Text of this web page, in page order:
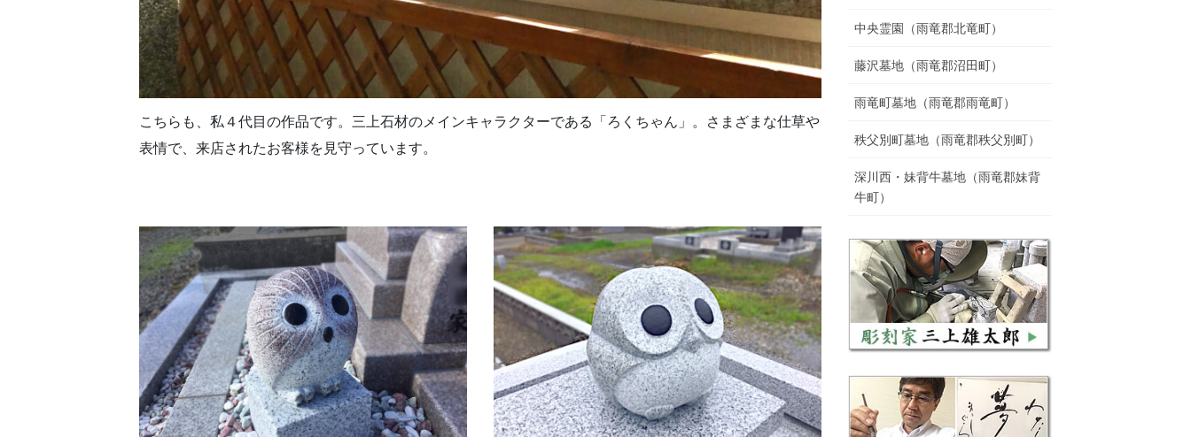
こちらも、私４代目の作品です。三上石材のメインキャラクターである「ろくちゃん」。さまざまな仕草や
表情で、来店されたお客様を見守っています。
中央霊園（雨竜郡北竜町）
藤沢墓地（雨竜郡沼田町）
雨竜町墓地（雨竜郡雨竜町）
秩父別町墓地（雨竜郡秩父別町）
深川西・妹背牛墓地（雨竜郡妹背
牛町）